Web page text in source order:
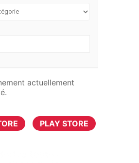
actuellement
PLAY STORE